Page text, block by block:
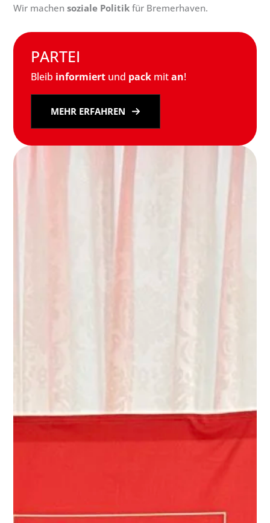
Wir machensoziale Politik für Bremerhaven.
PARTEI
Bleib informiertund packmitan!
MEHR ERFAHREN